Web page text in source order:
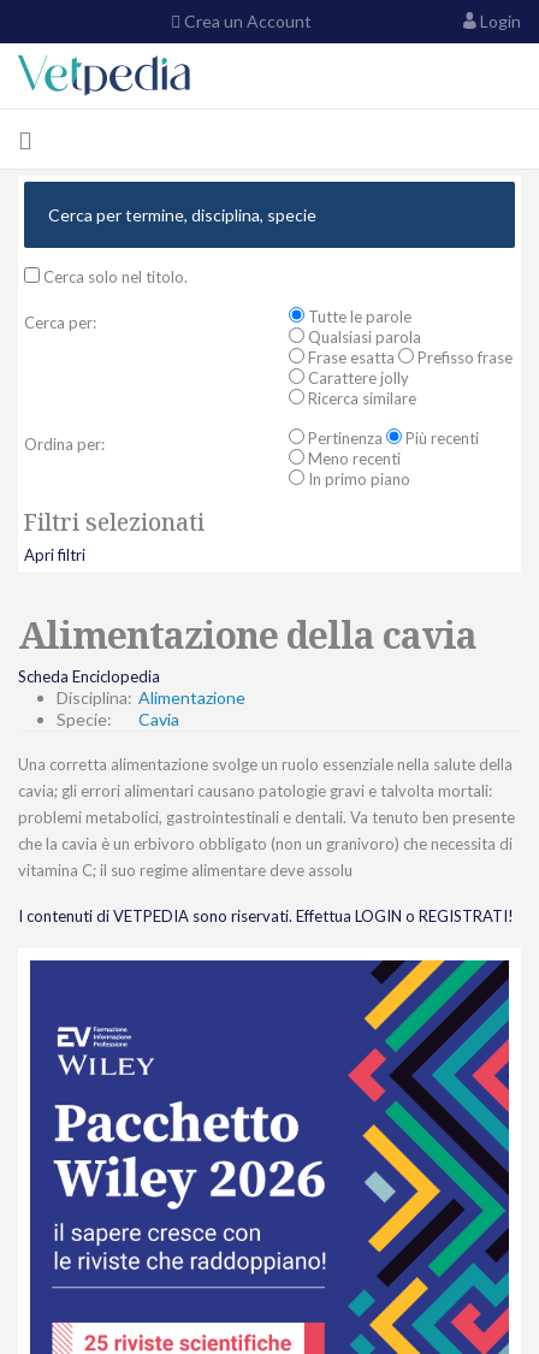
Crea un Account Login
Cerca solo nel titolo.
Cerca per:
Tutte le parole
Qualsiasi parola
Frase esatta
Prefisso frase
Carattere jolly
Ricerca similare
Ordina per: Pertinenza
Più recenti
Meno recenti
In primo piano
Filtri selezionati
Apri filtri
Alimentazione della cavia
Scheda Enciclopedia
Disciplina: Alimentazione
Specie:
Cavia
Una corretta alimentazione svolge un ruolo essenziale nella salute della
cavia; gli errori alimentari causano patologie gravi e talvolta mortali:
problemi metabolici, gastrointestinali e dentali. Va tenuto ben presente
che la cavia è un erbivoro obbligato (non un granivoro) che necessita di
vitamina C; il suo regime alimentare deve assolu
I contenuti di VETPEDIA sono riservati. Effettua LOGIN o REGISTRATI!